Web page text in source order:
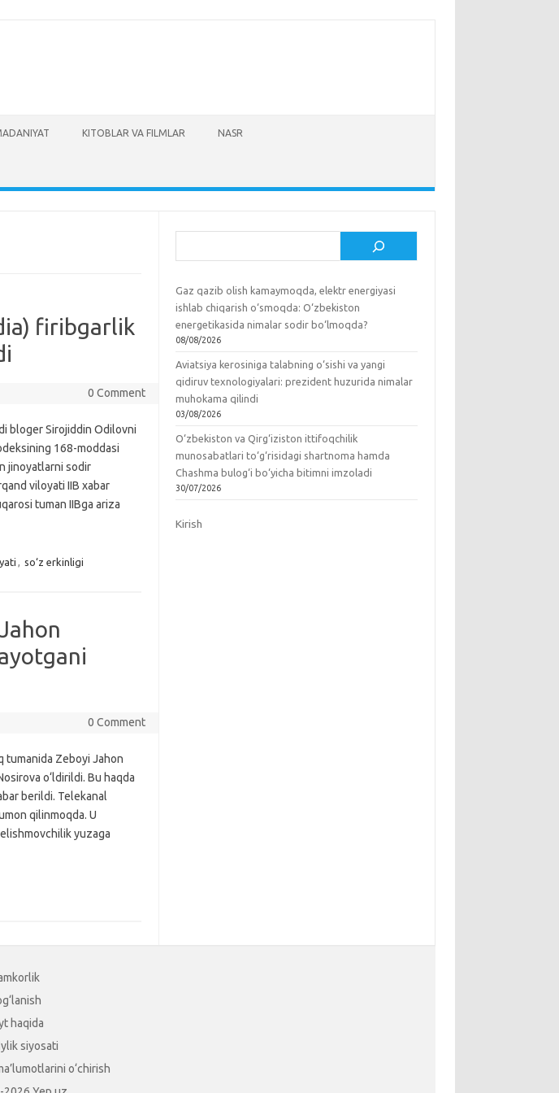
KITOBLAR VA FILMLAR NASR
firibgarlik
0 Comment
bloger Sirojiddin Odilovni
168-moddasi
jinoyatlarni sodir
viloyati IIB xabar
tuman IIBga ariza
, so‘z erkinligi
0 Comment
tumanida Zeboyi Jahon
o‘ldirildi. Bu haqda
berildi. Telekanal
qilinmoqda. U
yuzaga
Gaz qazib olish kamaymoqda, elektr energiyasi
ishlab chiqarish o‘smoqda: O‘zbekiston
energetikasida nimalar sodir bo‘lmoqda?
08/08/2026
Aviatsiya kerosiniga talabning o‘sishi va yangi
qidiruv texnologiyalari: prezident huzurida nimalar
muhokama qilindi
03/08/2026
O‘zbekiston va Qirg‘iziston ittifoqchilik
munosabatlari to‘g‘risidagi shartnoma hamda
Chashma bulog‘i bo‘yicha bitimni imzoladi
30/07/2026
Kirish
haqida
siyosati
o‘chirish